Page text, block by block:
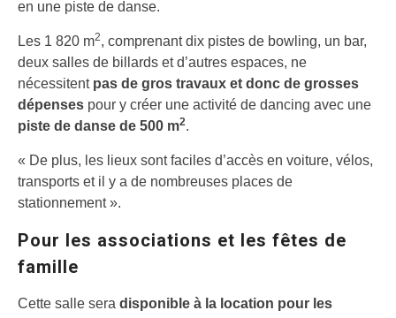
en une piste de danse.
Les 1 820 m2, comprenant dix pistes de bowling, un bar,
deux salles de billards et d’autres espaces, ne
nécessitent pas de gros travaux et donc de grosses
dépenses pour y créer une activité de dancing avec une
piste de danse de 500 m2.
« De plus, les lieux sont faciles d’accès en voiture, vélos,
transports et il y a de nombreuses places de
stationnement ».
Pour les associations et les fêtes de
famille
Cette salle sera disponible à la location pour les